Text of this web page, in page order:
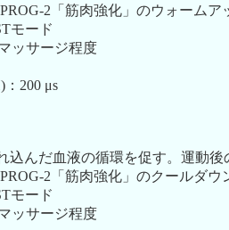
2「筋肉強化」のウォームア
モード
ッサージ程度
200 μs
込んだ血液の循環を促す。運動後
2「筋肉強化」のクールダウ
モード
ッサージ程度